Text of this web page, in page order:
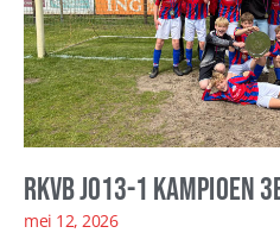
RKVB JO13-1 kampioen
mei 12, 2026